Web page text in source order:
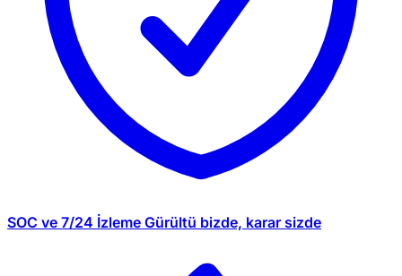
SOC ve 7/24 İzleme Gürültü bizde, karar sizde